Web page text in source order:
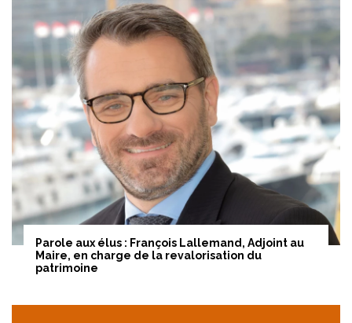
Parole aux élus : François Lallemand, Adjoint au
Maire, en charge de la revalorisation du
patrimoine